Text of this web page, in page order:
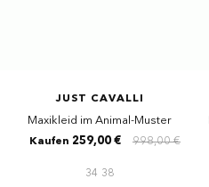
JUST CAVALLI
Maxikleid im Animal-Muster
998,00 €
Kaufen 259,00 €
34 38